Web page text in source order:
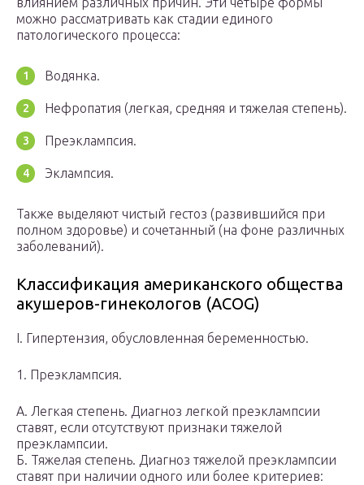
можно рассматривать как стадии единого
патологического процесса:
Водянка.
Нефропатия (легкая, средняя и тяжелая степень).
Преэклампсия.
Эклампсия.
Также выделяют чистый гестоз (развившийся при
полном здоровье) и сочетанный (на фоне различных
заболеваний).
Классификация американского общества
акушеров-гинекологов (ACOG)
I. Гипертензия, обусловленная беременностью.
1. Преэклампсия.
А. Легкая степень. Диагноз легкой преэклампсии
ставят, если отсутствуют признаки тяжелой
преэклампсии.
Б. Тяжелая степень. Диагноз тяжелой преэклампсии
ставят при наличии одного или более критериев: